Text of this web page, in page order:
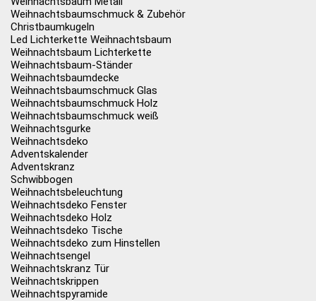
Weihnachtsbaumschmuck & Zubehör
Christbaumkugeln
Led Lichterkette Weihnachtsbaum
Weihnachtsbaum Lichterkette
Weihnachtsbaum-Ständer
Weihnachtsbaumdecke
Weihnachtsbaumschmuck Glas
Weihnachtsbaumschmuck Holz
Weihnachtsbaumschmuck weiß
Weihnachtsgurke
Weihnachtsdeko
Adventskalender
Adventskranz
Schwibbogen
Weihnachtsbeleuchtung
Weihnachtsdeko Fenster
Weihnachtsdeko Holz
Weihnachtsdeko Tische
Weihnachtsdeko zum Hinstellen
Weihnachtsengel
Weihnachtskranz Tür
Weihnachtskrippen
Weihnachtspyramide